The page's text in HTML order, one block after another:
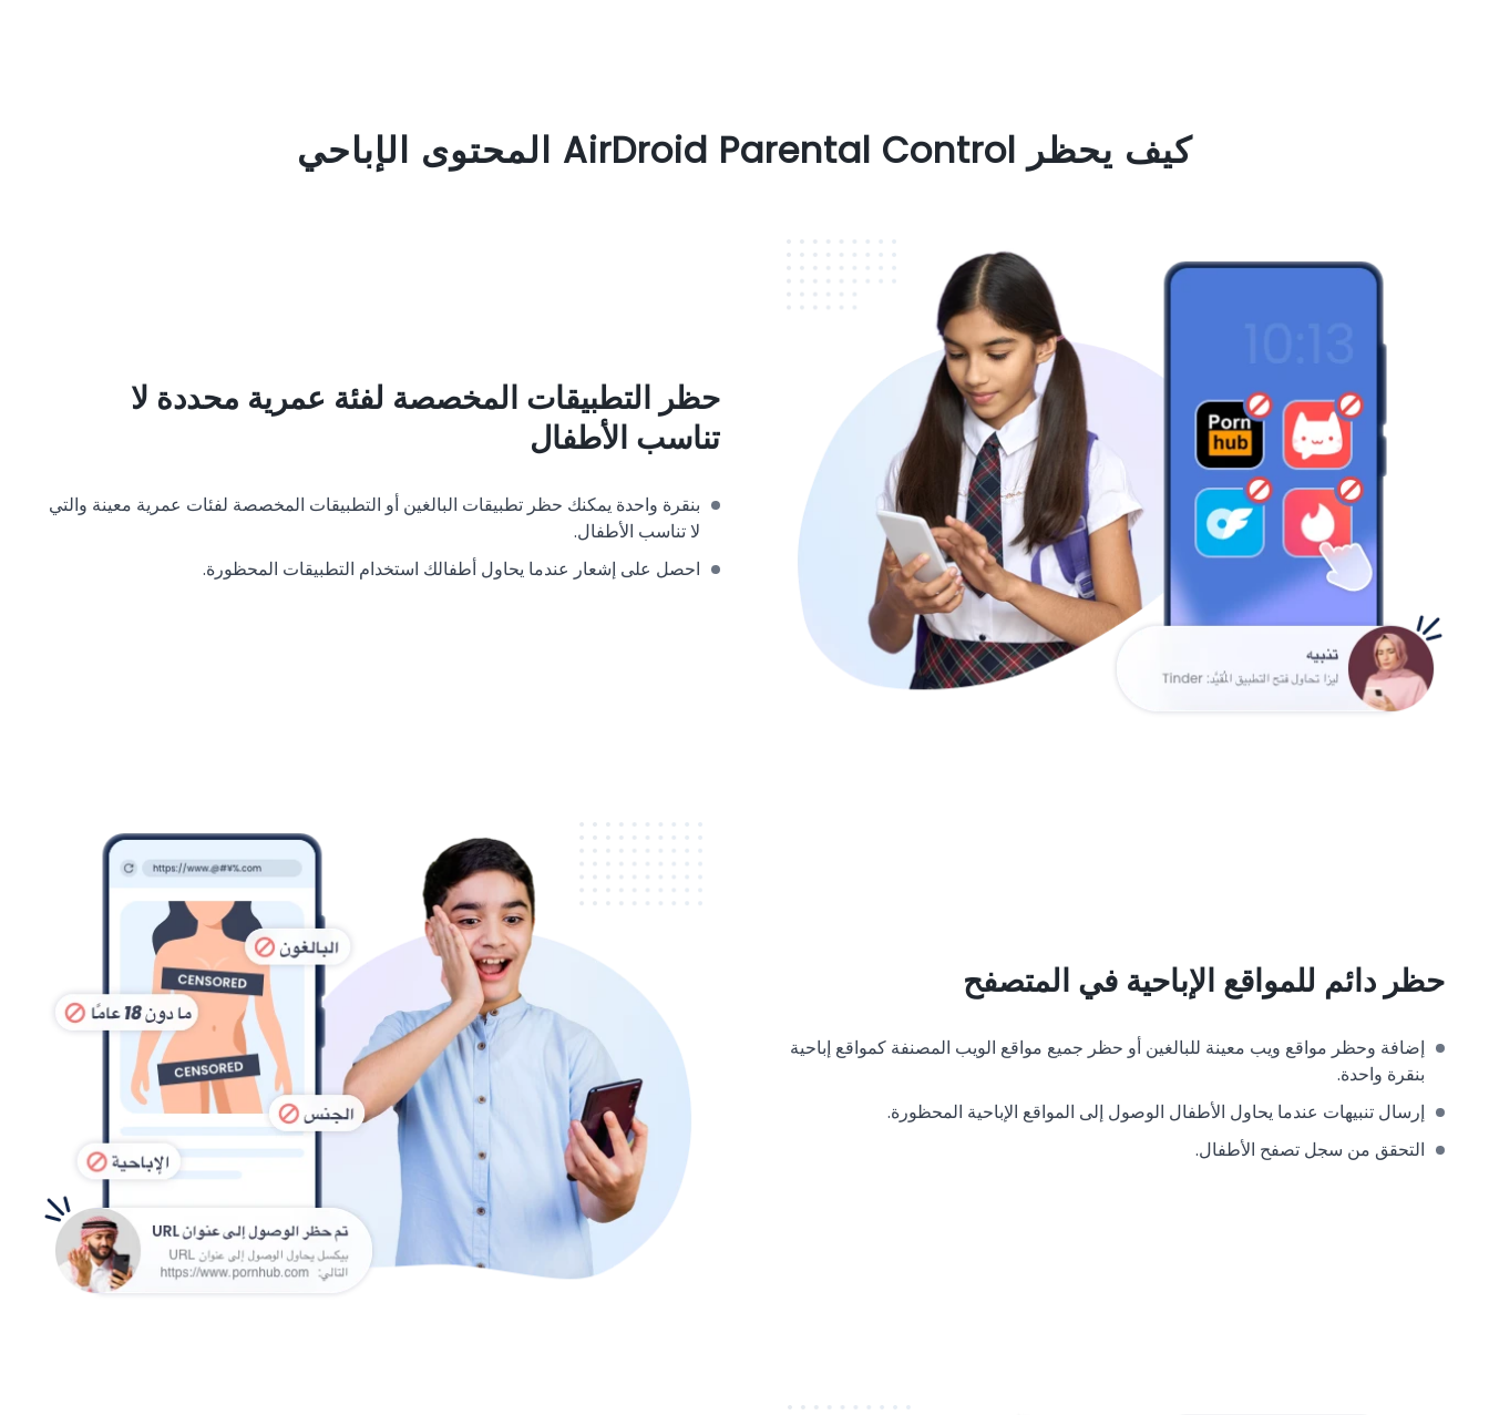
كيف يحظر AirDroid Parental Control المحتوى الإباحي
حظر التطبيقات المخصصة لفئة عمرية محددة لا
تناسب الأطفال
بنقرة واحدة يمكنك حظر تطبيقات البالغين أو التطبيقات المخصصة لفئات عمرية معينة والتي
لا تناسب الأطفال.
احصل على إشعار عندما يحاول أطفالك استخدام التطبيقات المحظورة.
حظر دائم للمواقع الإباحية في المتصفح
إضافة وحظر مواقع ويب معينة للبالغين أو حظر جميع مواقع الويب المصنفة كمواقع إباحية
بنقرة واحدة.
إرسال تنبيهات عندما يحاول الأطفال الوصول إلى المواقع الإباحية المحظورة.
التحقق من سجل تصفح الأطفال.